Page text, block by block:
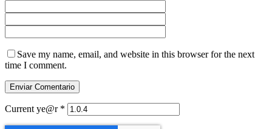
Save my name, email, and website in this browser for the next
time I comment.
Current ye@r *